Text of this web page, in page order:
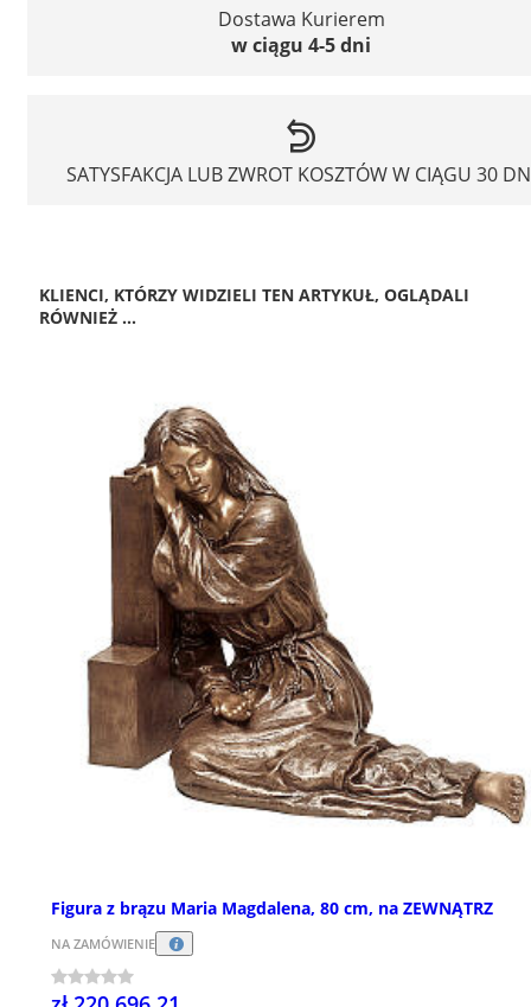
Dostawa Kurierem
w ciągu 4-5 dni
SATYSFAKCJA LUB ZWROT KOSZTÓW W CIĄGU 30
KLIENCI, KTÓRZY WIDZIELI TEN ARTYKUŁ, OGLĄDALI
RÓWNIEŻ ...
Figura z brązu Maria Magdalena, 80 cm, na ZEWNĄTRZ
NA ZAMÓWIENIE